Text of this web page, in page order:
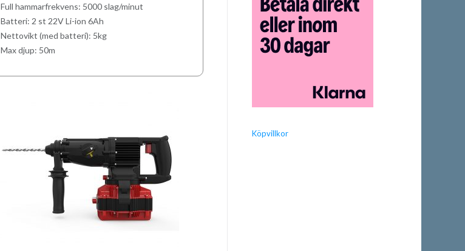
Full hammarfrekvens: 5000 slag/minut
Batteri: 2 st 22V Li-ion 6Ah
Nettovikt (med batteri): 5kg
Max djup: 50m
Köpvillkor